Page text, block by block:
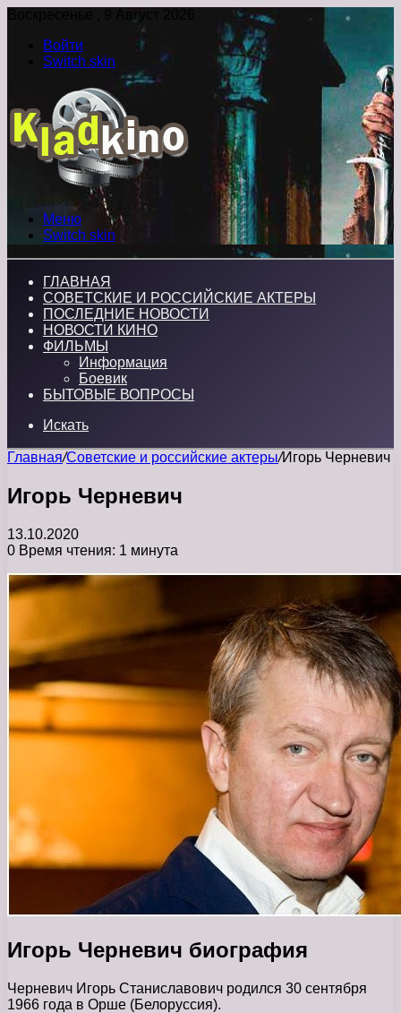
Воскресенье , 9 Август 2026
Войти
Switch skin
Меню
Switch skin
ГЛАВНАЯ
СОВЕТСКИЕ И РОССИЙСКИЕ АКТЕРЫ
ПОСЛЕДНИЕ НОВОСТИ
НОВОСТИ КИНО
ФИЛЬМЫ
Информация
Боевик
БЫТОВЫЕ ВОПРОСЫ
Искать
Главная/Советские и российские актеры/Игорь Черневич
Игорь Черневич
13.10.2020
0 Время чтения: 1 минута
Игорь Черневич биография
Черневич Игорь Станиславович родился 30 сентября
1966 года в Орше (Белоруссия).